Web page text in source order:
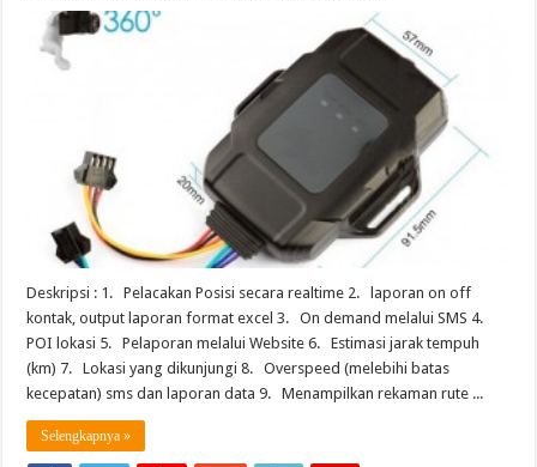
Deskripsi : 1. Pelacakan Posisi secara realtime 2. laporan on off
kontak, output laporan format excel 3. On demand melalui SMS 4.
POI lokasi 5. Pelaporan melalui Website 6. Estimasi jarak tempuh
(km) 7. Lokasi yang dikunjungi 8. Overspeed (melebihi batas
kecepatan) sms dan laporan data 9. Menampilkan rekaman rute ...
Selengkapnya »